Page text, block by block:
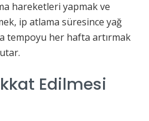
hareketleri yapmak ve
ip atlama süresince yağ
tempoyu her hafta artırmak
Edilmesi